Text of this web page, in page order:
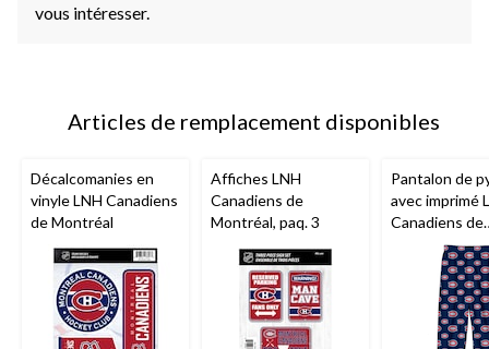
vous intéresser.
Articles de remplacement disponibles
Décalcomanies en
vinyle LNH Canadiens
de Montréal
Affiches LNH
Canadiens de
Montréal, paq. 3
Pantalon de
avec imprimé
Canadiens de
Montréal,
tailles variées